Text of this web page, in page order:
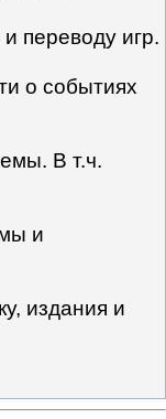
переводу игр.
о событиях
В т.ч.
и
издания и